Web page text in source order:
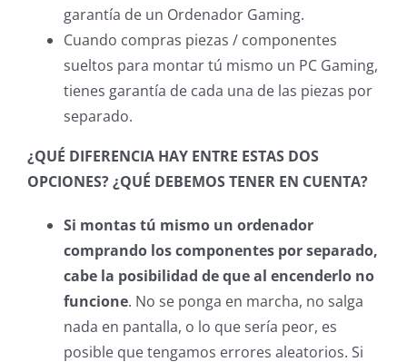
garantía de un Ordenador Gaming.
Cuando compras piezas / componentes
sueltos para montar tú mismo un PC Gaming,
tienes garantía de cada una de las piezas por
separado.
¿QUÉ DIFERENCIA HAY ENTRE ESTAS DOS
OPCIONES? ¿QUÉ DEBEMOS TENER EN CUENTA?
Si montas tú mismo un ordenador
comprando los componentes por separado,
cabe la posibilidad de que al encenderlo no
funcione. No se ponga en marcha, no salga
nada en pantalla, o lo que sería peor, es
posible que tengamos errores aleatorios. Si